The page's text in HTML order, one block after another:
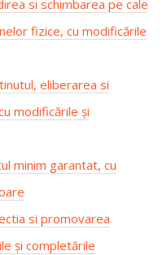
si schimbarea pe cale
fizice, cu modificările
eliberarea si
modificările și
minim garantat, cu
si promovarea
și completările